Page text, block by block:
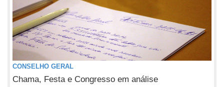
CONSELHO GERAL
Chama, Festa e Congresso em análise